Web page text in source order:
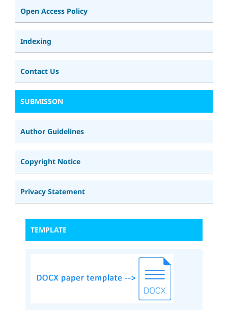
Open Access Policy
Indexing
Contact Us
SUBMISSON
Author Guidelines
Copyright Notice
Privacy Statement
TEMPLATE